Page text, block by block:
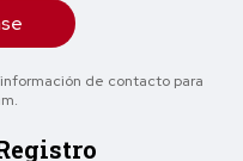
de contacto para